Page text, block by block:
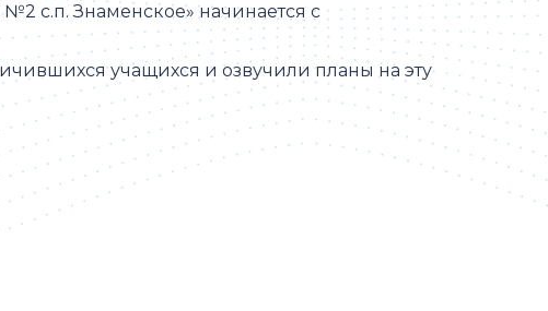
с.п. Знаменское» начинается с
учащихся и озвучили планы на эту